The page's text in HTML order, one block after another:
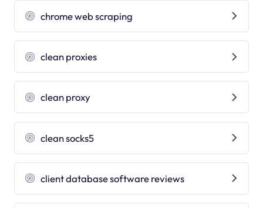
chrome web scraping
clean proxies
clean proxy
clean socks5
client database software reviews